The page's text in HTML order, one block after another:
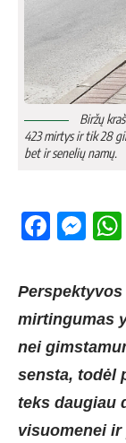
Biržų
423 mirtys ir tik 28
bet ir senelių namų.
mirtingumas
nei
sensta, todėl
teks daugiau
visuomenei